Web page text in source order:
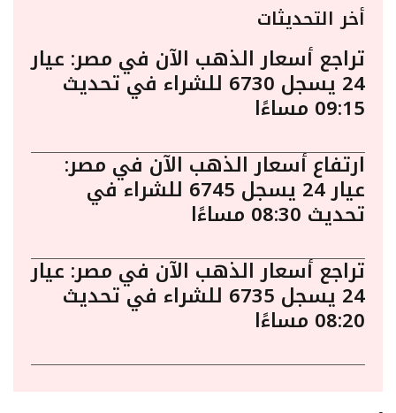
أخر التحديثات
تراجع أسعار الذهب الآن في مصر: عيار
24 يسجل 6730 للشراء في تحديث
09:15 مساءًا
ارتفاع أسعار الذهب الآن في مصر:
عيار 24 يسجل 6745 للشراء في
تحديث 08:30 مساءًا
تراجع أسعار الذهب الآن في مصر: عيار
24 يسجل 6735 للشراء في تحديث
08:20 مساءًا